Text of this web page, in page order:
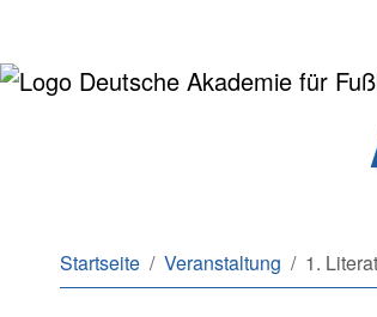
Sie sind hier:
Startseite Veranstaltung 1.